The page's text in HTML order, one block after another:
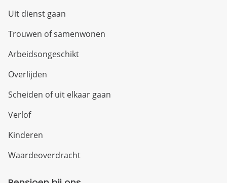
Uit dienst gaan
Trouwen of samenwonen
Arbeidsongeschikt
Overlijden
Scheiden of uit elkaar gaan
Verlof
Kinderen
Waardeoverdracht